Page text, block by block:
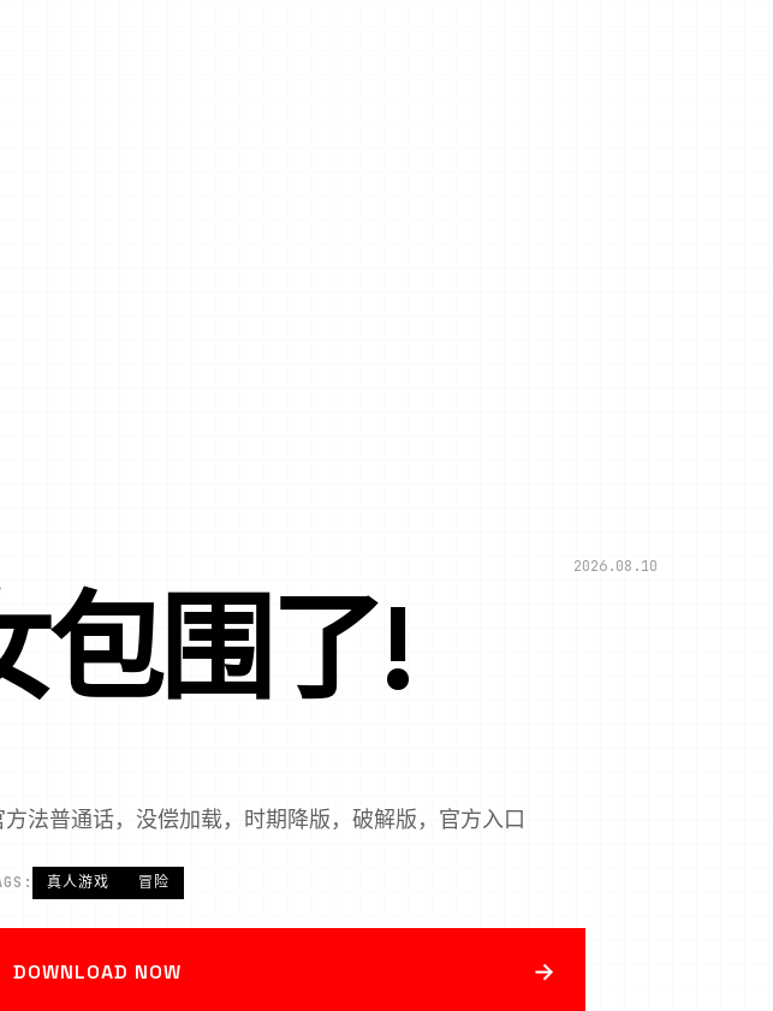
2026.08.10
包围了!
方法普通话，没偿加载，时期降版，破解版，官方入口
真人游戏 冒险
DOWNLOAD NOW →